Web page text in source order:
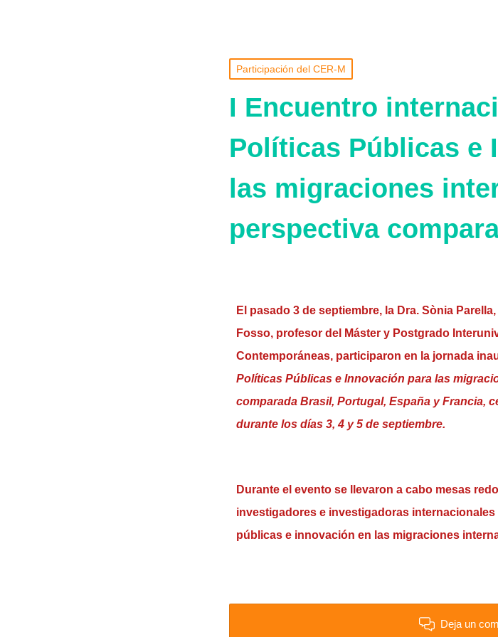
Participación del CER-M
I Encuentro
Políticas Públicas e
las migraciones
perspectiva
El pasado 3 de septiembre, la Dra. Sònia
Fosso, profesor del Máster y Postgrado
Contemporáneas, participaron en la jornada
Políticas Públicas e Innovación para las
comparada Brasil, Portugal, España y Francia,
durante los días 3, 4 y 5 de septiembre.
Durante el evento se llevaron a cabo mesas
investigadores e investigadoras
públicas e innovación en las migraciones
Deja un